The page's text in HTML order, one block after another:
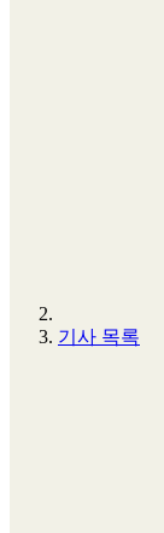
기사 목록